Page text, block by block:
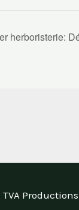
herboristerie:
TVA